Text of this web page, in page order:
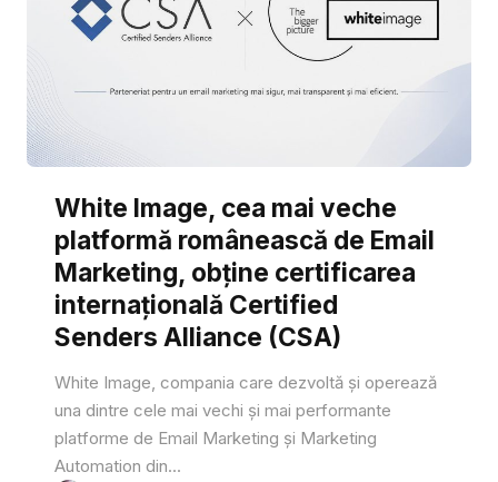
White Image, cea mai veche
platformă românească de Email
Marketing, obține certificarea
internațională Certified
Senders Alliance (CSA)
White Image, compania care dezvoltă și operează
una dintre cele mai vechi și mai performante
platforme de Email Marketing și Marketing
Automation din...